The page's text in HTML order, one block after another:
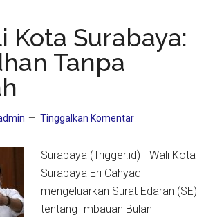
Kota Surabaya:
Tanpa
Tinggalkan Komentar
Surabaya (Trigger.id) - Wali Kota
Surabaya Eri Cahyadi
mengeluarkan Surat Edaran (SE)
tentang Imbauan Bulan